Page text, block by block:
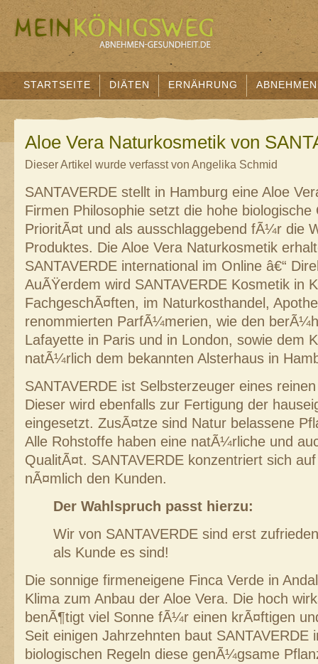
STARTSEITE DIÄTEN ERNÄHRUNG ABNEHMEN
Aloe Vera Naturkosmetik von
Dieser Artikel wurde verfasst von Angelika Schmid
SANTAVERDE stellt in Hamburg eine Aloe
Firmen Philosophie setzt die hohe
PrioritÃ¤t und als ausschlaggebend fÃ¼r die
Produktes. Die Aloe Vera Naturkosmetik
SANTAVERDE international im Online â€“
AuÃŸerdem wird SANTAVERDE Kosmetik in
FachgeschÃ¤ften, im Naturkosthandel,
renommierten ParfÃ¼merien, wie den
Lafayette in Paris und in London, sowie dem
natÃ¼rlich dem bekannten Alsterhaus in
SANTAVERDE ist Selbsterzeuger eines
Dieser wird ebenfalls zur Fertigung der
eingesetzt. ZusÃ¤tze sind Natur belassene
Alle Rohstoffe haben eine natÃ¼rliche und
QualitÃ¤t. SANTAVERDE konzentriert sich
nÃ¤mlich den Kunden.
Der Wahlspruch passt hierzu:
Wir von SANTAVERDE sind erst
als Kunde es sind!
Die sonnige firmeneigene Finca Verde in
Klima zum Anbau der Aloe Vera. Die hoch
benÃ¶tigt viel Sonne fÃ¼r einen krÃ¤ftigen
Seit einigen Jahrzehnten baut SANTAVERDE
biologischen Regeln diese genÃ¼gsame